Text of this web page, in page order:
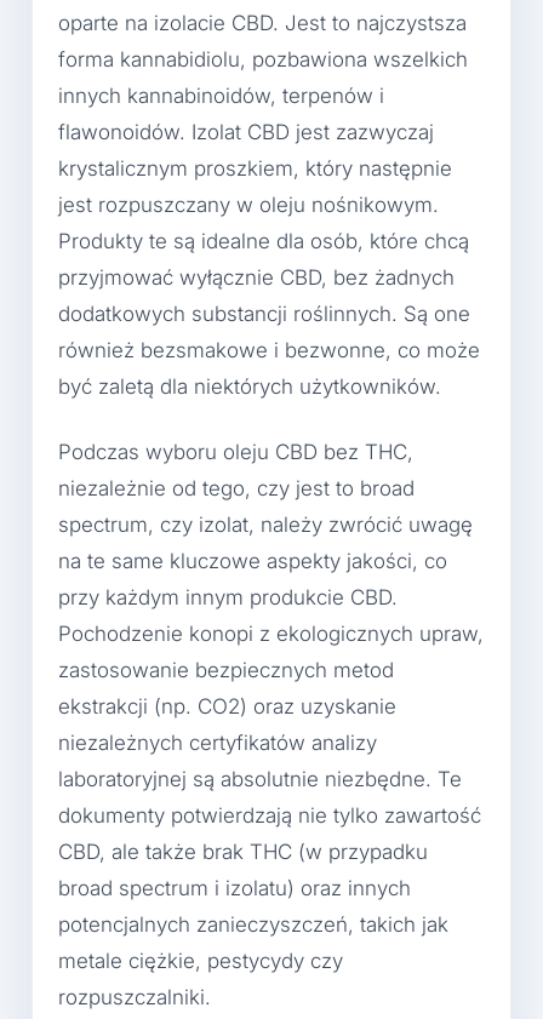
oparte na izolacie CBD. Jest to najczystsza
forma kannabidiolu, pozbawiona wszelkich
innych kannabinoidów, terpenów i
flawonoidów. Izolat CBD jest zazwyczaj
krystalicznym proszkiem, który następnie
jest rozpuszczany w oleju nośnikowym.
Produkty te są idealne dla osób, które chcą
przyjmować wyłącznie CBD, bez żadnych
dodatkowych substancji roślinnych. Są one
również bezsmakowe i bezwonne, co może
być zaletą dla niektórych użytkowników.
Podczas wyboru oleju CBD bez THC,
niezależnie od tego, czy jest to broad
spectrum, czy izolat, należy zwrócić uwagę
na te same kluczowe aspekty jakości, co
przy każdym innym produkcie CBD.
Pochodzenie konopi z ekologicznych upraw,
zastosowanie bezpiecznych metod
ekstrakcji (np. CO2) oraz uzyskanie
niezależnych certyfikatów analizy
laboratoryjnej są absolutnie niezbędne. Te
dokumenty potwierdzają nie tylko zawartość
CBD, ale także brak THC (w przypadku
broad spectrum i izolatu) oraz innych
potencjalnych zanieczyszczeń, takich jak
metale ciężkie, pestycydy czy
rozpuszczalniki.